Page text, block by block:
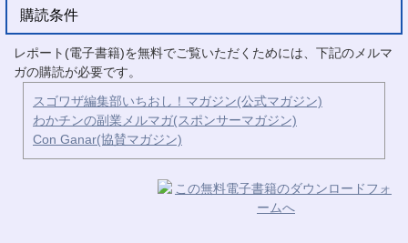
購読条件
レポート(電子書籍)を無料でご覧いただくためには、下記のメルマ
ガの購読が必要です。
スゴワザ編集部いちおし！マガジン(公式マガジン)
わかチンの副業メルマガ(スポンサーマガジン)
Con Ganar(協賛マガジン)